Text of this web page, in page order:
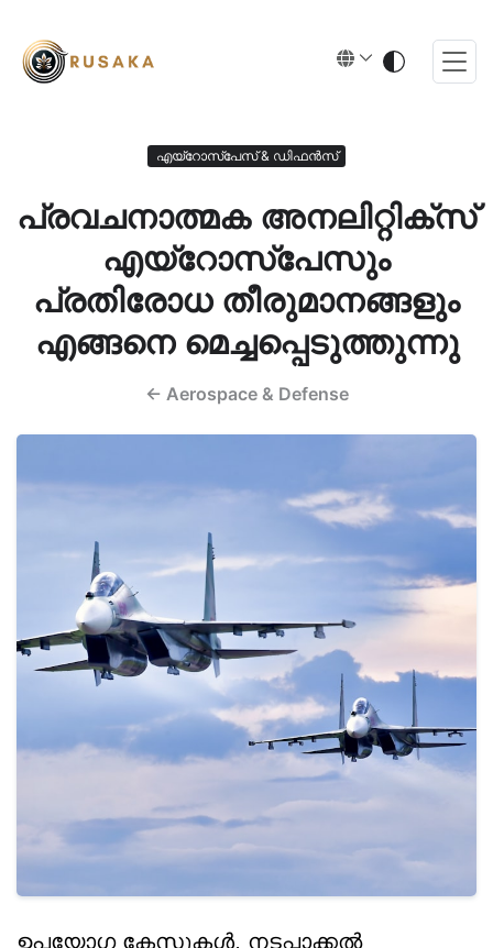
എയ്‌റോസ്‌പേസ് & ഡിഫൻസ്
പ്രവചനാത്മക അനലിറ്റിക്‌സ്
എയ്‌റോസ്‌പേസും
പ്രതിരോധ തീരുമാനങ്ങളും
എങ്ങനെ മെച്ചപ്പെടുത്തുന്നു
← Aerospace & Defense
ഉപയോഗ കേസുകൾ, നടപ്പാക്കൽ